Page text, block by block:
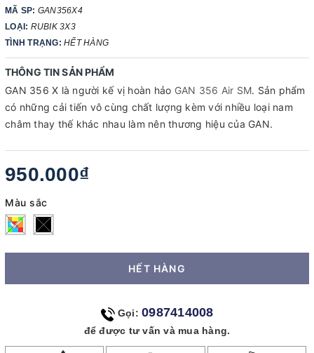
MÃ SP: GAN356X4
LOẠI: RUBIK 3X3
TÌNH TRẠNG: HẾT HÀNG
THÔNG TIN SẢN PHẨM
GAN 356 X là người kế vị hoàn hảo GAN 356 Air SM. Sản phẩm
có những cải tiến vô cùng chất lượng kèm với nhiều loại nam
châm thay thế khác nhau làm nên thương hiệu của GAN.
950.000₫
Màu sắc
HẾT HÀNG
Gọi: 0987414008
để được tư vấn và mua hàng.